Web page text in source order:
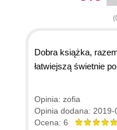
Dobra książka,
łatwiejszą świetnie
Opinia: zofia
Opinia dodana: 2019-
Ocena: 6